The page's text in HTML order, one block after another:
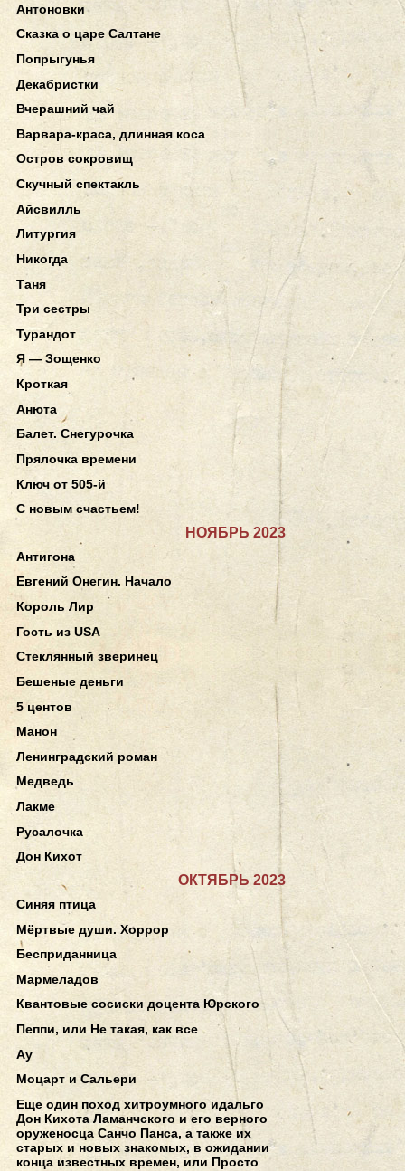
Антоновки
Сказка о царе Салтане
Попрыгунья
Декабристки
Вчерашний чай
Варвара-краса, длинная коса
Остров сокровищ
Скучный спектакль
Айсвилль
Литургия
Никогда
Таня
Три сестры
Турандот
Я — Зощенко
Кроткая
Анюта
Балет. Снегурочка
Прялочка времени
Ключ от 505-й
С новым счастьем!
НОЯБРЬ 2023
Антигона
Евгений Онегин. Начало
Король Лир
Гость из USA
Стеклянный зверинец
Бешеные деньги
5 центов
Манон
Ленинградский роман
Медведь
Лакме
Русалочка
Дон Кихот
ОКТЯБРЬ 2023
Синяя птица
Мёртвые души. Хоррор
Бесприданница
Мармеладов
Квантовые сосиски доцента Юрского
Пеппи, или Не такая, как все
Ау
Моцарт и Сальери
Еще один поход хитроумного идальго
Дон Кихота Ламанчского и его верного
оруженосца Санчо Панса, а также их
старых и новых знакомых, в ожидании
конца известных времен, или Просто